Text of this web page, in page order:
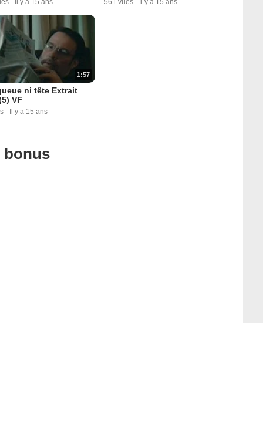
1:57
ni tête Extrait
VF
- Il y a 15 ans
bonus